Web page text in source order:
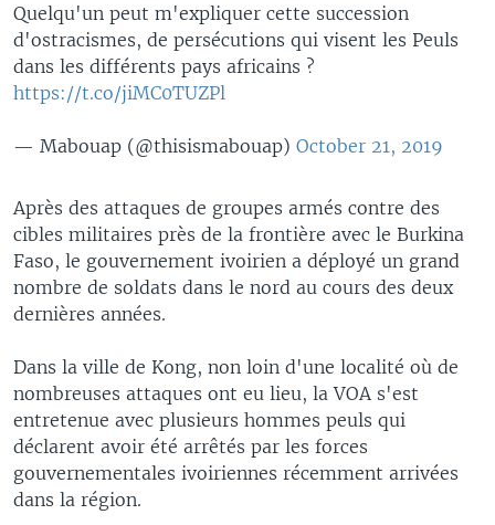
Quelqu'un peut m'expliquer cette succession
d'ostracismes, de persécutions qui visent les Peuls
dans les différents pays africains ?
https://t.co/jiMC0TUZPl
— Mabouap (@thisismabouap) October 21, 2019
Après des attaques de groupes armés contre des
cibles militaires près de la frontière avec le Burkina
Faso, le gouvernement ivoirien a déployé un grand
nombre de soldats dans le nord au cours des deux
dernières années.
Dans la ville de Kong, non loin d'une localité où de
nombreuses attaques ont eu lieu, la VOA s'est
entretenue avec plusieurs hommes peuls qui
déclarent avoir été arrêtés par les forces
gouvernementales ivoiriennes récemment arrivées
dans la région.